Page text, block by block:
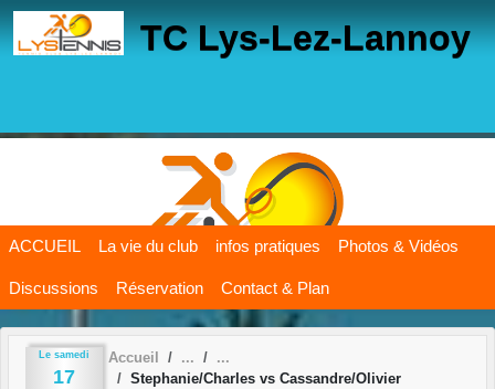
TC Lys-Lez-Lannoy
ACCUEIL La vie du club infos pratiques Photos & Vidéos
Discussions Réservation Contact & Plan
Le samedi
17
Accueil
Stephanie/Charles vs Cassandre/Olivier
Panneau de gestion des cookies